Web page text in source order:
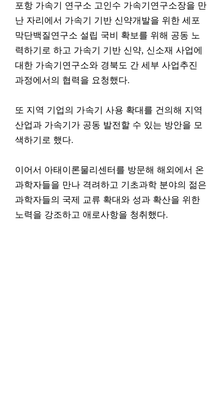
포항 가속기 연구소 고인수 가속기연구소장을 만
난 자리에서 가속기 기반 신약개발을 위한 세포
막단백질연구소 설립 국비 확보를 위해 공동 노
력하기로 하고 가속기 기반 신약, 신소재 사업에
대한 가속기연구소와 경북도 간 세부 사업추진
과정에서의 협력을 요청했다.
또 지역 기업의 가속기 사용 확대를 건의해 지역
산업과 가속기가 공동 발전할 수 있는 방안을 모
색하기로 했다.
이어서 아태이론물리센터를 방문해 해외에서 온
과학자들을 만나 격려하고 기초과학 분야의 젊은
과학자들의 국제 교류 확대와 성과 확산을 위한
노력을 강조하고 애로사항을 청취했다.